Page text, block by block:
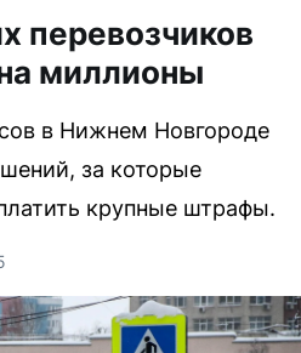
перевозчиков
миллионы
в Нижнем Новгороде
за которые
крупные штрафы.